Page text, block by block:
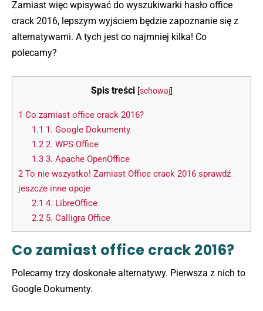
Zamiast więc wpisywać do wyszukiwarki hasło office
crack 2016, lepszym wyjściem będzie zapoznanie się z
alternatywami. A tych jest co najmniej kilka! Co
polecamy?
Spis treści [schowaj]
1 Co zamiast office crack 2016?
1.1 1. Google Dokumenty
1.22. WPS Office
1.33. Apache OpenOffice
2 To nie wszystko! Zamiast Office crack 2016 sprawdź
jeszcze inne opcje
2.1 4. LibreOffice
2.25. Calligra Office
Co zamiast office crack 2016?
Polecamy trzy doskonałe alternatywy. Pierwsza z nich to
Google Dokumenty.